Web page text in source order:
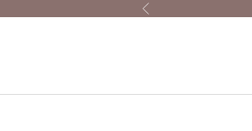
Zurück